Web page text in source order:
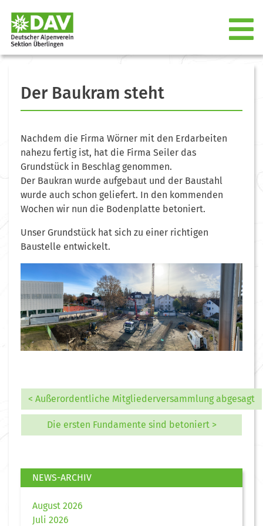
Der Baukram steht
Nachdem die Firma Wörner mit den Erdarbeiten
nahezu fertig ist, hat die Firma Seiler das
Grundstück in Beschlag genommen.
Der Baukran wurde aufgebaut und der Baustahl
wurde auch schon geliefert. In den kommenden
Wochen wir nun die Bodenplatte betoniert.
Unser Grundstück hat sich zu einer richtigen
Baustelle entwickelt.
< Außerordentliche Mitgliederversammlung abgesagt
Die ersten Fundamente sind betoniert >
NEWS-ARCHIV
August 2026
Juli 2026